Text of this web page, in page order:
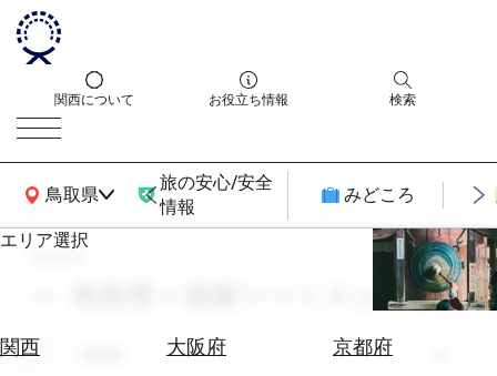
関西について お役立ち情報 検索
鳥取県
関西広域MAP
旅の安心/安全
情報
みどころ
エリア選択
関西 大阪府
京都府
エ
search
鳥取県 × 酒蔵ツーリズム × 6月
エリア